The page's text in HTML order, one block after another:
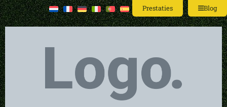
Prestaties Blog